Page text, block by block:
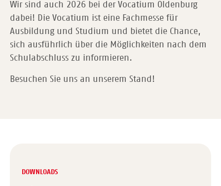
Wir sind auch 2026 bei der Vocatium Oldenburg
dabei! Die Vocatium ist eine Fachmesse für
Ausbildung und Studium und bietet die Chance,
sich ausführlich über die Möglichkeiten nach dem
Schulabschluss zu informieren.
Besuchen Sie uns an unserem Stand!
DOWNLOADS